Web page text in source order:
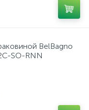
BelBagno
SO-RNN